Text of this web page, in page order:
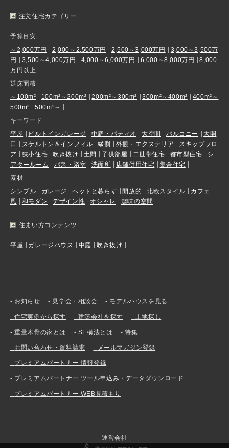
注文住宅カテゴリー
予算目安
～2,000万円
2,000～2,500万円 2,500～3,000万円
3,000～3,500万
円
3,500～4,000万円 4,000～6,000万円 6,000～8,000万円
8,000
万円以上
延床面積
～100m²
100m²～200m² 200m²～300m² 300m²～400m²
400m²～
500m²
500m²～
キーワード
平屋
ビルトインガレージ 中庭・パティオ 大空間 バルコニー
大開
口
スケルトン＆インフィル 縁側 外観・エクステリア
スキップフロ
ア
狭小住宅 吹き抜け 土間 子供部屋 二世帯住宅 都市型住宅
シ
アタールーム
バス・浴室 洗面所 店舗併用住宅
集合住宅
素材
シンプル
ガレージ ペットと暮らす 開放的 北欧スタイル
カフェ
風
和モダン デザイン性 オシャレ 趣味の空間
住まい方コンテンツ
平屋 ガレージハウス 中庭 吹き抜け
お知らせ 見学会・相談会 モデルハウスを見る
住宅実例から探す 建築会社を探す 土地探し
重量木骨の家とは SE構法とは 特集
お問い合わせ・資料請求 メールマガジン登録
プレミアムパートナー 情報登録
プレミアムパートナー ツール申込み・データダウンロード
プレミアムパートナー WEB見積もり
運営会社